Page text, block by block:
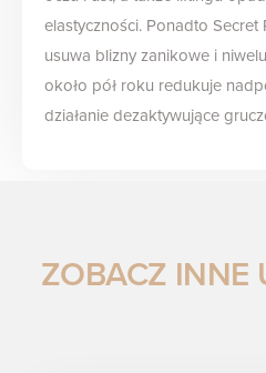
elastyczności. Ponadto Secret
usuwa blizny zanikowe i
około pół roku redukuje
działanie dezaktywujące
ZOBACZ INNE